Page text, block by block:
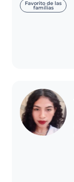
Favorito de las
familias